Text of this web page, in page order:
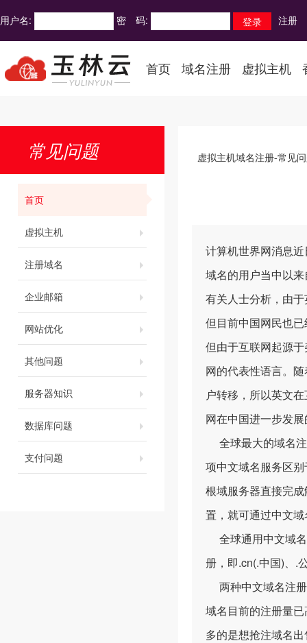
用户名: 密 码: 注册
首页 域名注册 虚拟主机
常见问题
首页
虚拟主机
注册域名
企业邮箱
网站优化
其他问题
服务器知识
数据库问题
支付问题
虚拟主机域名注册-常见
计算机世界网消息
域名的用户当中以
有关人士分析，由
但目前中国网民也
但由于互联网起源
网的代表性语言。
户转移，所以英文
网在中国进一步发
全球最大的域名注
项中文域名服务区
根域服务器直接完
置，就可通过中文
全球通用中文域名
册，即.cn(.中国)、.
两种中文域名注册
域名目前的注册量
多的是想抢注域名